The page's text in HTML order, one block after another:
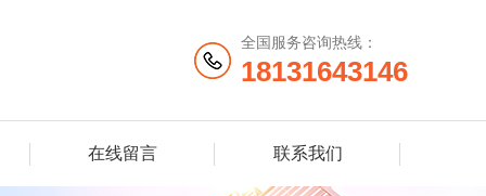
全国服务咨询热线：
18131643146
在线留言 联系我们